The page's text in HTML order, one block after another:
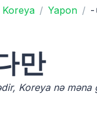
Koreya Yapon -
만
Koreya nə məna